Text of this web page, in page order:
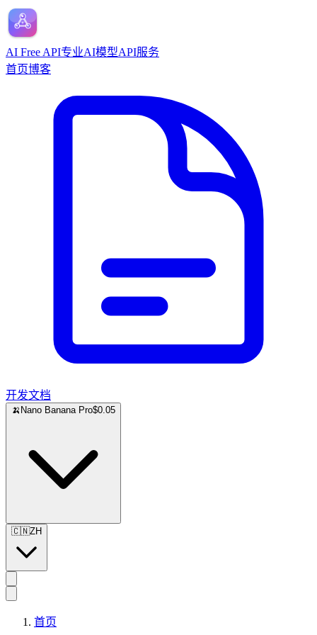
AI Free API专业AI模型API服务
首页博客
开发文档
🍌 Nano Banana Pro$0.05
🇨🇳ZH
首页